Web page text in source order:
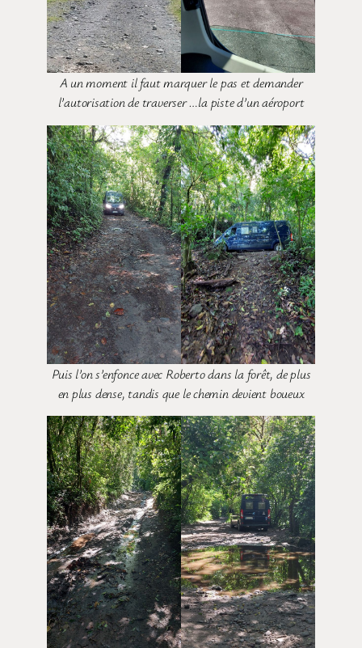
A un moment il faut marquer le pas et demander
l’autorisation de traverser …la piste d’un aéroport
Puis l’on s’enfonce avec Roberto dans la forêt, de plus
en plus dense, tandis que le chemin devient boueux